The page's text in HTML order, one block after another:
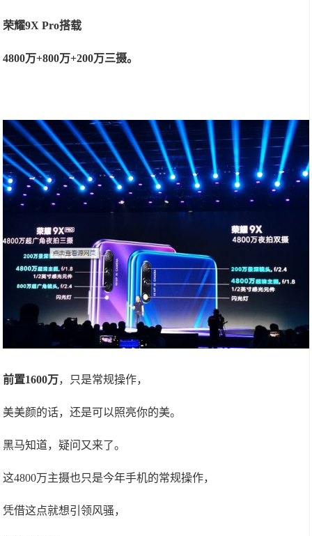
荣耀9X Pro搭载
4800万+800万+200万三摄。
前置1600万，只是常规操作，
美美颜的话，还是可以照亮你的美。
黑马知道，疑问又来了。
这4800万主摄也只是今年手机的常规操作，
凭借这点就想引领风骚，